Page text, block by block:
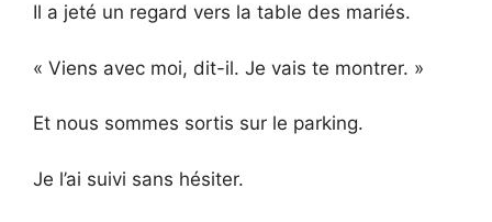
Il a jeté un regard vers la table des mariés.
« Viens avec moi, dit-il. Je vais te montrer. »
Et nous sommes sortis sur le parking.
Je l’ai suivi sans hésiter.